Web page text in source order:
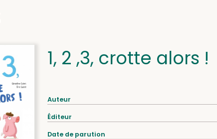
1, 2 ,3, crotte alors !
Auteur
Éditeur
Date de parution